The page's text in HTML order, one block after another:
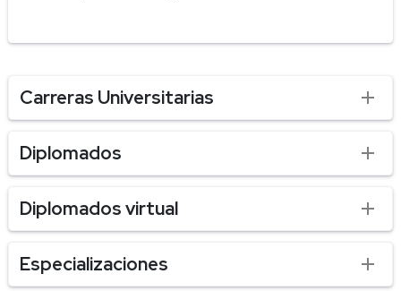
Carreras Universitarias
Diplomados
Diplomados virtual
Especializaciones